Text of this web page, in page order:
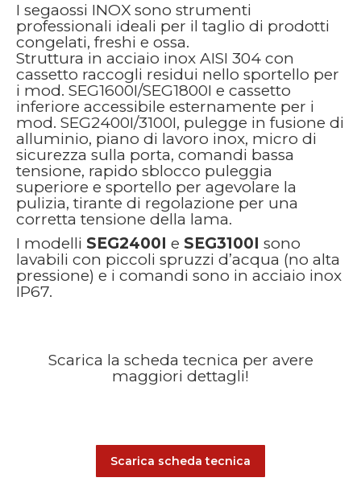
I segaossi INOX sono strumenti
professionali ideali per il taglio di prodotti
congelati, freshi e ossa.
Struttura in acciaio inox AISI 304 con
cassetto raccogli residui nello sportello per
i mod. SEG1600I/SEG1800I e cassetto
inferiore accessibile esternamente per i
mod. SEG2400I/3100I, pulegge in fusione di
alluminio, piano di lavoro inox, micro di
sicurezza sulla porta, comandi bassa
tensione, rapido sblocco puleggia
superiore e sportello per agevolare la
pulizia, tirante di regolazione per una
corretta tensione della lama.
I modelli SEG2400I e SEG3100I sono
lavabili con piccoli spruzzi d’acqua (no alta
pressione) e i comandi sono in acciaio inox
IP67.
Scarica la scheda tecnica per avere
maggiori dettagli!
Scarica scheda tecnica